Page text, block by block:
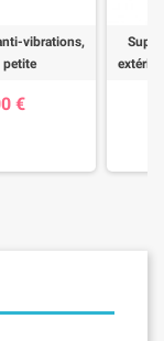
vibrations,
petite
€